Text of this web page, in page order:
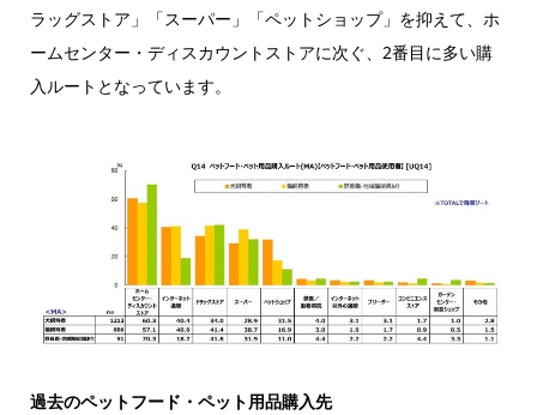
ラッグストア」「スーパー」「ペットショップ」を抑えて、ホ
ームセンター・ディスカウントストアに次ぐ、2番目に多い購
入ルートとなっています。
過去のペットフード・ペット用品購入先